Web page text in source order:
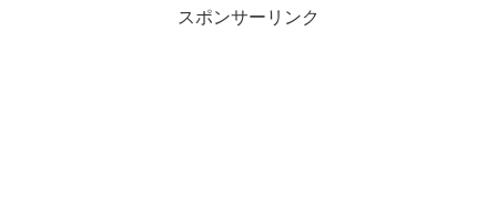
スポンサーリンク